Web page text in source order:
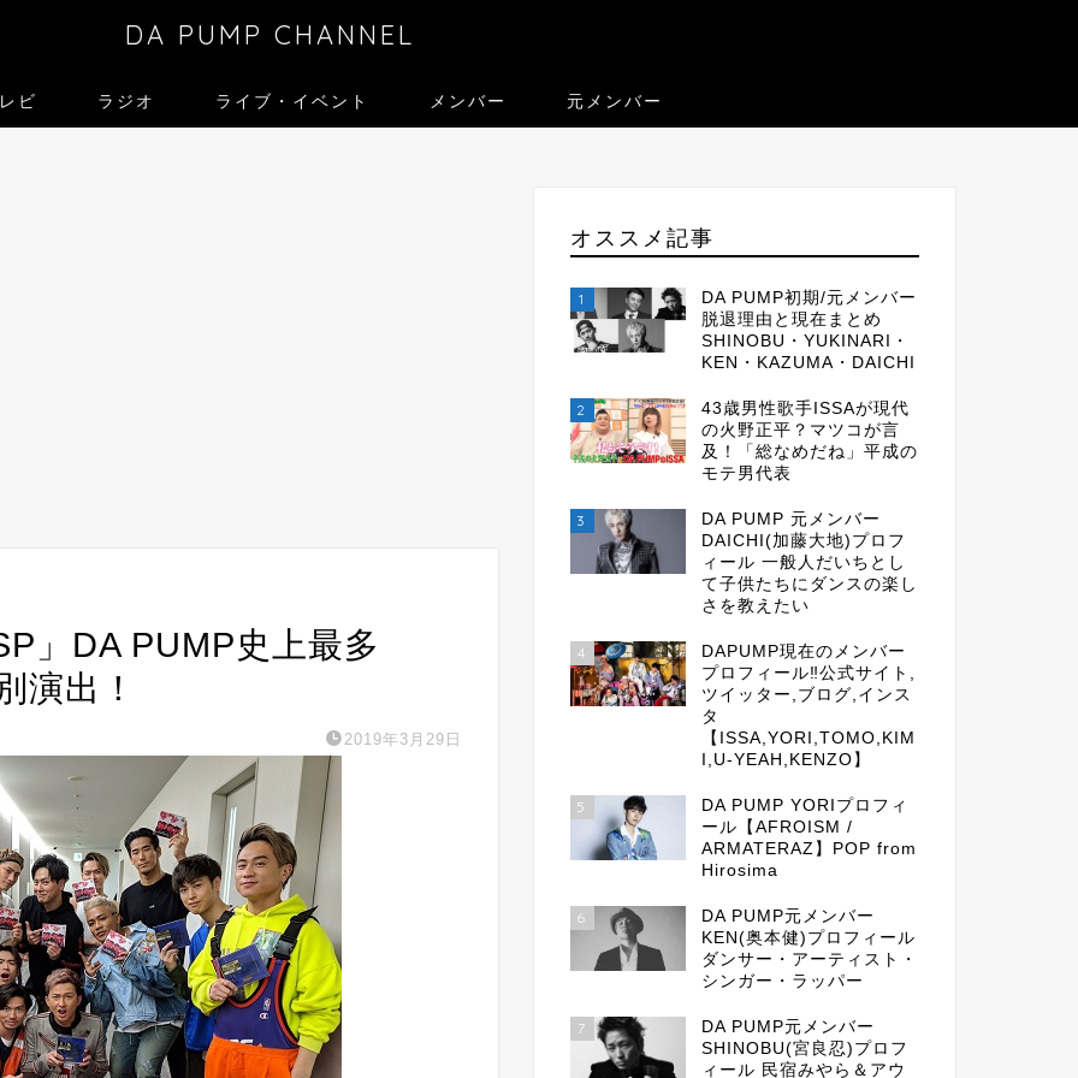
DA PUMP CHANNEL
ビ ラジオ ライブ・イベント メンバー 元メンバー
」DA PUMP史上最多
演出！
2019年3月29日
オススメ記事
1
DA PUMP初期/元メンバー
脱退理由と現在まとめ
SHINOBU・YUKINARI・
KEN・KAZUMA・DAICHI
2
43歳男性歌手ISSAが現代
の火野正平？マツコが言
及！「総なめだね」平成の
モテ男代表
3
DA PUMP 元メンバー
DAICHI(加藤大地)プロフ
ィール 一般人だいちとし
て子供たちにダンスの楽し
さを教えたい
4
DAPUMP現在のメンバー
プロフィール‼公式サイト,
ツイッター,ブログ,インス
タ
【ISSA,YORI,TOMO,KIM
I,U-YEAH,KENZO】
5
DA PUMP YORIプロフィ
ール【AFROISM /
ARMATERAZ】POP from
Hirosima
6
DA PUMP元メンバー
KEN(奥本健)プロフィール
ダンサー・アーティスト・
シンガー・ラッパー
7
DA PUMP元メンバー
SHINOBU(宮良忍)プロフ
ィール 民宿みやら＆アウ